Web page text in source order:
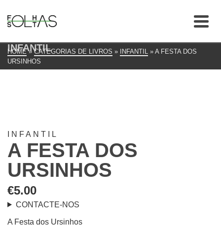
INFANTIL
HOME » CATEGORIAS DE LIVROS » INFANTIL » A FESTA DOS
URSINHOS
INFANTIL
A FESTA DOS
URSINHOS
€5.00
CONTACTE-NOS
A Festa dos Ursinhos